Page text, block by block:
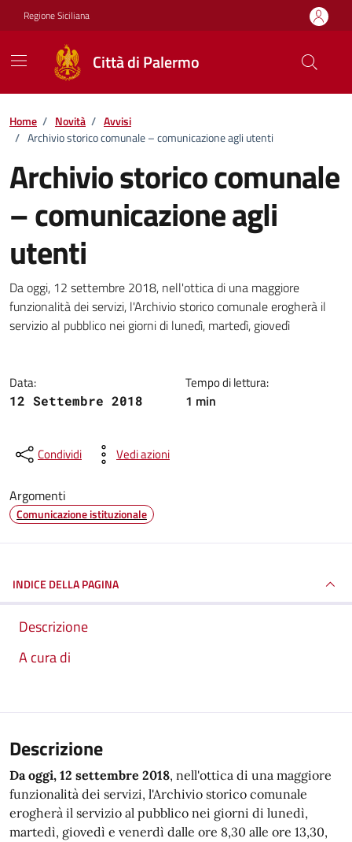
Vai ai contenuti
Vai al footer
Regione Siciliana
Città di Palermo
Home / Novità / Avvisi
/ Archivio storico comunale – comunicazione agli utenti
Archivio storico comunale
– comunicazione agli
utenti
Dettagli della notizia
Da oggi, 12 settembre 2018, nell'ottica di una maggiore
funzionalità dei servizi, l'Archivio storico comunale erogherà il
servizio al pubblico nei giorni di lunedì, martedì, giovedì
Data:
12 Settembre 2018
Tempo di lettura:
1 min
Condividi Vedi azioni
Argomenti
Comunicazione istituzionale
INDICE DELLA PAGINA
Descrizione
A cura di
Descrizione
Da oggi, 12 settembre 2018, nell'ottica di una maggiore
funzionalità dei servizi, l'Archivio storico comunale
erogherà il servizio al pubblico nei giorni di lunedì,
martedì, giovedì e venerdì dalle ore 8,30 alle ore 13,30,